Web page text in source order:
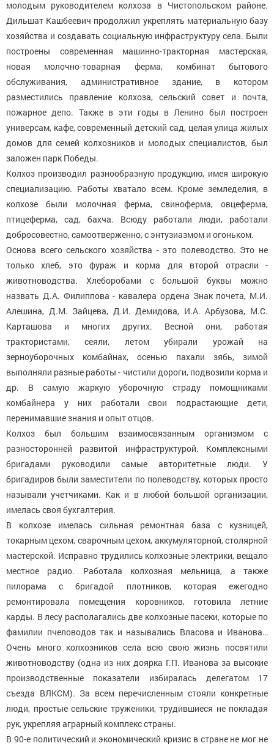
молодым руководителем колхоза в Чистопольском районе.
Дильшат Кашбеевич продолжил укреплять материальную базу
хозяйства и создавать социальную инфраструктуру села. Были
построены современная машинно-тракторная мастерская,
новая молочно-товарная ферма, комбинат бытового
обслуживания, административное здание, в котором
разместились правление колхоза, сельский совет и почта,
пожарное депо. Также в эти годы в Ленино был построен
универсам, кафе, современный детский сад, целая улица жилых
домов для семей колхозников и молодых специалистов, был
заложен парк Победы.
Колхоз производил разнообразную продукцию, имея широкую
специализацию. Работы хватало всем. Кроме земледелия, в
колхозе были молочная ферма, свиноферма, овцеферма,
птицеферма, сад, бахча. Всюду работали люди, работали
добросовестно, самоотверженно, с энтузиазмом и огоньком.
Основа всего сельского хозяйства - это полеводство. Это не
только хлеб, это фураж и корма для второй отрасли -
животноводства. Хлеборобами с большой буквы можно
назвать Д.А. Филиппова - кавалера ордена Знак почета, М.И.
Алешина, Д.М. Зайцева, Д.И. Демидова, И.А. Арбузова, М.С.
Карташова и многих других. Весной они, работая
трактористами, сеяли, летом убирали урожай на
зерноуборочных комбайнах, осенью пахали зябь, зимой
выполняли разные работы - чистили дороги, подвозили корма и
др. В самую жаркую уборочную страду помощниками
комбайнера у них работали свои подрастающие дети,
перенимавшие знания и опыт отцов.
Колхоз был большим взаимосвязанным организмом с
разносторонней развитой инфраструктурой. Комплексными
бригадами руководили самые авторитетные люди. У
бригадиров были заместители по полеводству, которых просто
называли учетчиками. Как и в любой большой организации,
имелась своя бухгалтерия.
В колхозе имелась сильная ремонтная база с кузницей,
токарным цехом, сварочным цехом, аккумуляторной, столярной
мастерской. Исправно трудились колхозные электрики, вещало
местное радио. Работала колхозная мельница, а также
пилорама с бригадой плотников, которая ежегодно
ремонтировала помещения коровников, готовила летние
карды. В лесу располагались две колхозные пасеки, которые по
фамилии пчеловодов так и назывались Власова и Иванова…
Очень много колхозников села всю свою жизнь посвятили
животноводству (одна из них доярка Г.П. Иванова за высокие
производственные показатели избиралась делегатом 17
съезда ВЛКСМ). За всем перечисленным стояли конкретные
люди, простые сельские труженики, трудившиеся не покладая
рук, укрепляя аграрный комплекс страны.
В 90-е политический и экономический кризис в стране не мог не